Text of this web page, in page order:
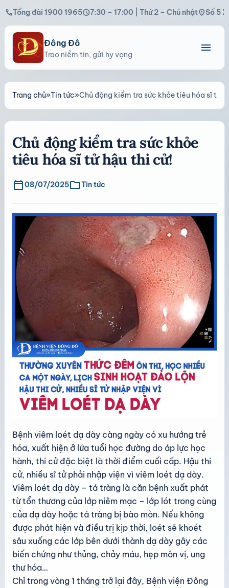
callTổng đài 1900 1965schedule7:30 – 17:00 | Thứ 2 – Chủ nhậtlocation_onSố 5
Đông Đô
Trao niềm tin, gửi hy vọng menu
Trang chủ»Tin tức»Chủ động kiểm tra sức khỏe tiêu hóa sĩ tử
Chủ động kiểm tra sức khỏe
tiêu hóa sĩ tử hậu thi cử!
calendar_today08/07/2025folderTin tức
Bệnh viêm loét dạ dày càng ngày có xu hướng trẻ
hóa, xuất hiện ở lứa tuổi học đường do áp lực học
hành, thi cử đặc biệt là thời điểm cuối cấp. Hậu thi
cử, nhiều sĩ tử phải nhập viện vì viêm loét dạ dày.
Viêm loét dạ dày – tá tràng là căn bệnh xuất phát
từ tổn thương của lớp niêm mạc – lớp lót trong cùng
của dạ dày hoặc tá tràng bị bào mòn. Nếu không
được phát hiện và điều trị kịp thời, loét sẽ khoét
sâu xuống các lớp bên dưới thành dạ dày gây các
biến chứng như thủng, chảy máu, hẹp môn vị, ung
thư hóa…
Chỉ trong vòng 1 tháng trở lại đây, Bệnh viện Đông